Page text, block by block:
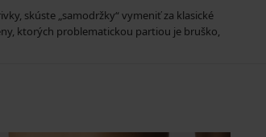
skúste „samodržky“ vymeniť za klasické
ktorých problematickou partiou je bruško,